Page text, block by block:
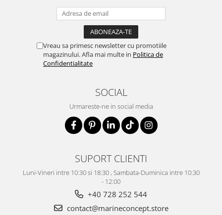
Vreau sa primesc newsletter cu promotiile
magazinului. Afla mai multe in Politica de
Confidentialitate
SOCIAL
Urmareste-ne in social media
SUPORT CLIENTI
Luni-Vineri intre 10:30 si 18:30 , Sambata-Duminica intre 10:30
- 12:00
+40 728 252 544
contact@marineconcept.store